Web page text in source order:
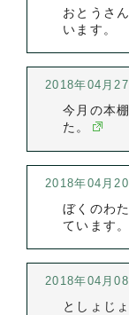
おとうさ
います。
2018年04月27
今月の本
た。
2018年04月20
ぼくのわ
ています。
2018年04月08
としょじ